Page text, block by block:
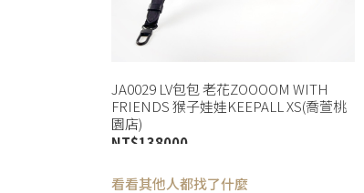
JA0029 LV包包 老花ZOOOOM WITH
FRIENDS 猴子娃娃KEEPALL XS(喬萱桃
園店)
NT$138000
看看其他人都找了什麼